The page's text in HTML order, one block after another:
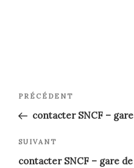
Navigation
de
l’article
Article
précédent
PRÉCÉDENT
contacter SNCF – gare
Article
suivant
SUIVANT
contacter SNCF – gare